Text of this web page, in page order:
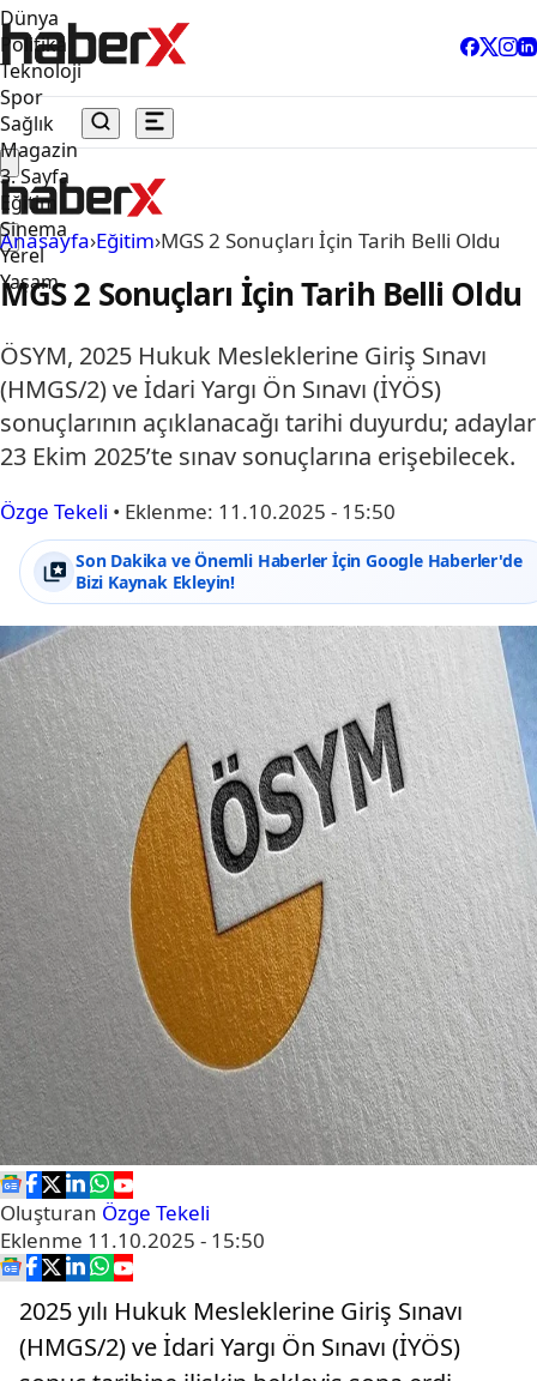
Dünya
Politika
Teknoloji
Spor
Sağlık
Magazin
3. Sayfa
Eğitim
Sinema
Yerel
Yaşam
Anasayfa›Eğitim›MGS 2 Sonuçları İçin Tarih Belli Oldu
MGS 2 Sonuçları İçin Tarih Belli Oldu
ÖSYM, 2025 Hukuk Mesleklerine Giriş Sınavı
(HMGS/2) ve İdari Yargı Ön Sınavı (İYÖS)
sonuçlarının açıklanacağı tarihi duyurdu; adaylar
23 Ekim 2025’te sınav sonuçlarına erişebilecek.
Özge Tekeli • Eklenme: 11.10.2025 - 15:50
Son Dakika ve Önemli Haberler İçin Google Haberler'de
Bizi Kaynak Ekleyin!
Oluşturan Özge Tekeli
Eklenme 11.10.2025 - 15:50
2025 yılı Hukuk Mesleklerine Giriş Sınavı
(HMGS/2) ve İdari Yargı Ön Sınavı (İYÖS)